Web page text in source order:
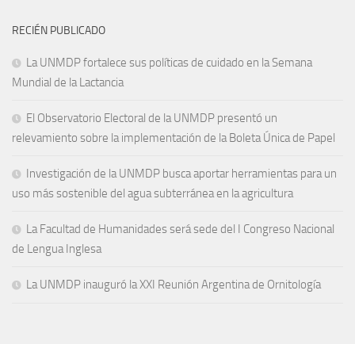
RECIÉN PUBLICADO
La UNMDP fortalece sus políticas de cuidado en la Semana
Mundial de la Lactancia
El Observatorio Electoral de la UNMDP presentó un
relevamiento sobre la implementación de la Boleta Única de Papel
Investigación de la UNMDP busca aportar herramientas para un
uso más sostenible del agua subterránea en la agricultura
La Facultad de Humanidades será sede del I Congreso Nacional
de Lengua Inglesa
La UNMDP inauguró la XXI Reunión Argentina de Ornitología